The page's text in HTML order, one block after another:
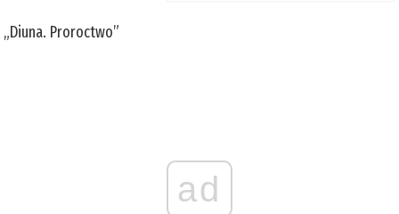
„Diuna. Proroctwo”
ad